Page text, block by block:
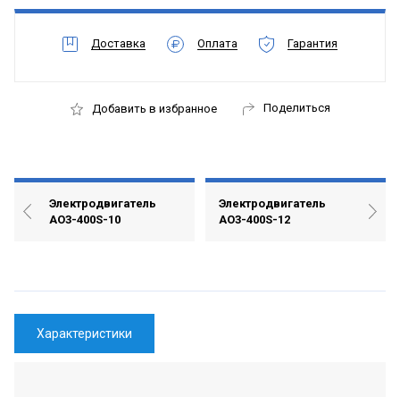
Доставка Оплата Гарантия
Добавить в избранное Поделиться
Электродвигатель
АО3-400S-10
Электродвигатель
АО3-400S-12
Характеристики